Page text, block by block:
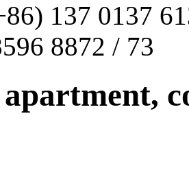
137 0137
8872 / 73
apartment,